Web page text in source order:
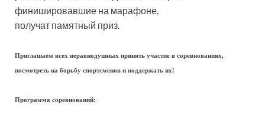
финишировавшие на марафоне,
получат памятный приз.
Приглашаем всех неравнодушных принять участие в соревнованиях,
посмотреть на борьбу спортсменов и поддержать их!
Программа соревнований: